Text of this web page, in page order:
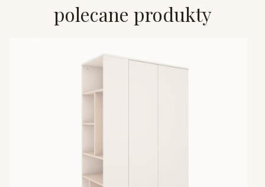
polecane produkty